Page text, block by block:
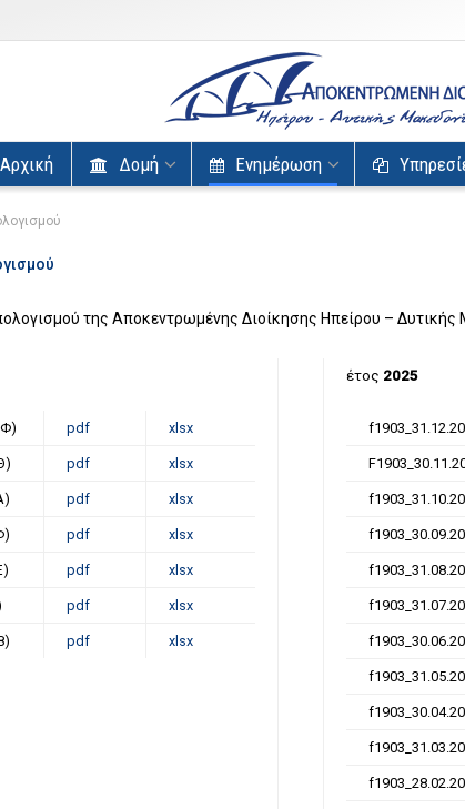
Αρχική Δομή Ενημέρωση
της Αποκεντρωμένης Διοίκησης Ηπείρου – Δυτικής
pdf xlsx
pdf xlsx
pdf xlsx
pdf xlsx
pdf xlsx
pdf xlsx
pdf xlsx
έτος 2025